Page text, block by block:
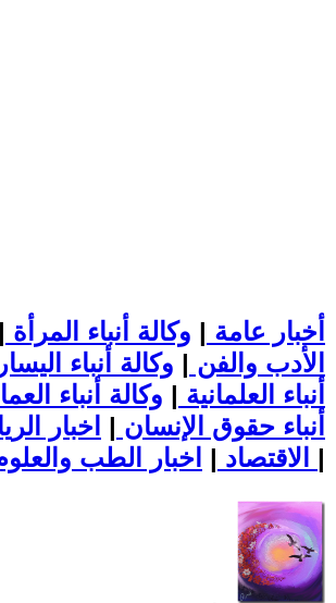
أخبار عامة | وكالة أنباء المرأة |
الأدب والفن | وكالة أنباء اليسار
أنباء العلمانية | وكالة أنباء
أنباء حقوق الإنسان | اخبار
الاقتصاد | |